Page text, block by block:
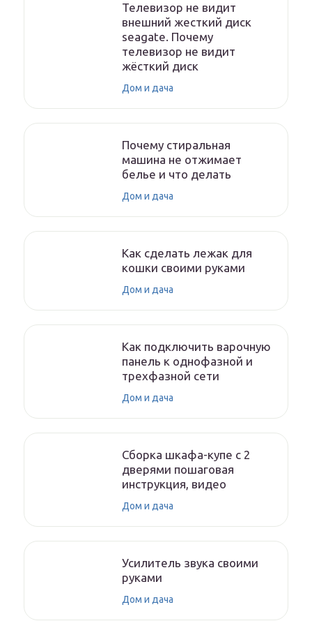
Телевизор не видит
внешний жесткий диск
seagate. Почему
телевизор не видит
жёсткий диск
Дом и дача
Почему стиральная
машина не отжимает
белье и что делать
Дом и дача
Как сделать лежак для
кошки своими руками
Дом и дача
Как подключить варочную
панель к однофазной и
трехфазной сети
Дом и дача
Сборка шкафа-купе с 2
дверями пошаговая
инструкция, видео
Дом и дача
Усилитель звука своими
руками
Дом и дача